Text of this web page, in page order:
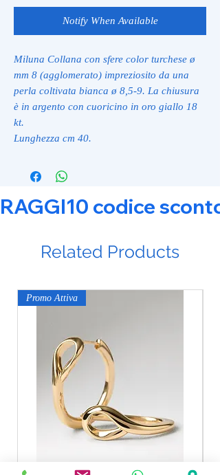
Notify When Available
Miluna Collana con sfere color turchese ø
mm 8 (agglomerato) impreziosito da una
perla coltivata bianca ø 8,5-9. La chiusura
è in argento con cuoricino in oro giallo 18
kt.
Lunghezza cm 40.
RAGGI10 codice
Related Products
Promo Attiva